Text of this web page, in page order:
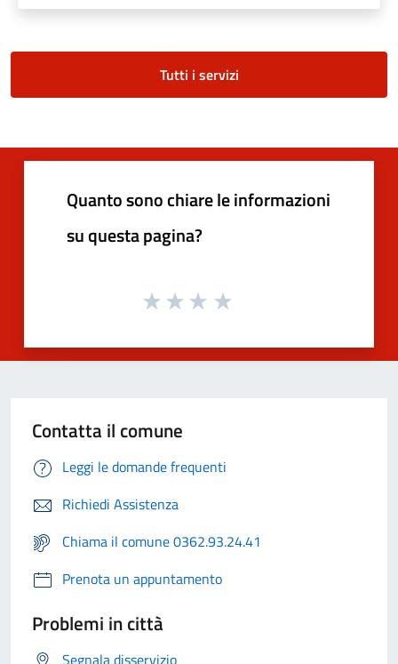
Tutti i servizi
Quanto sono chiare le informazioni
su questa pagina?
Contatta il comune
Leggi le domande frequenti
Richiedi Assistenza
Chiama il comune 0362.93.24.41
Prenota un appuntamento
Problemi in città
Segnala disservizio